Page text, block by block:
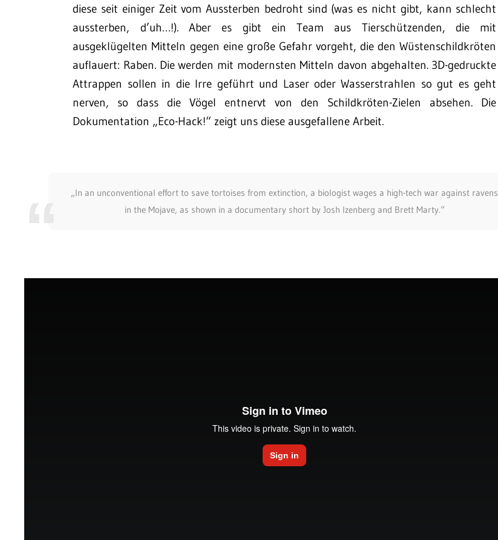
diese seit einiger Zeit vom Aussterben bedroht sind (was es nicht gibt, kann schlecht
aussterben, d’uh…!). Aber es gibt ein Team aus Tierschützenden, die mit
ausgeklügelten Mitteln gegen eine große Gefahr vorgeht, die den Wüstenschildkröten
auflauert: Raben. Die werden mit modernsten Mitteln davon abgehalten. 3D-gedruckte
Attrappen sollen in die Irre geführt und Laser oder Wasserstrahlen so gut es geht
nerven, so dass die Vögel entnervt von den Schildkröten-Zielen absehen. Die
Dokumentation „Eco-Hack!“ zeigt uns diese ausgefallene Arbeit.
„In an unconventional effort to save tortoises from extinction, a biologist wages a high-tech war against ravens
in the Mojave, as shown in a documentary short by Josh Izenberg and Brett Marty.“